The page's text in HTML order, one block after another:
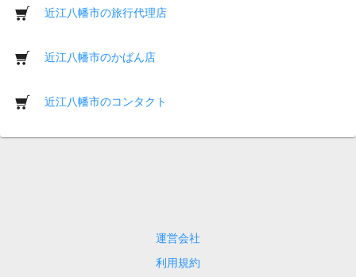
近江八幡市の旅行代理店
近江八幡市のかばん店
近江八幡市のコンタクト
運営会社
利用規約